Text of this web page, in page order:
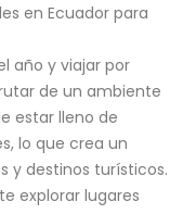
en Ecuador para
año y viajar por
de un ambiente
estar lleno de
lo que crea un
y destinos turísticos.
explorar lugares